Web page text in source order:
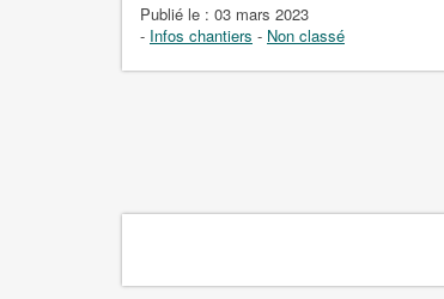
Publié le : 03 mars 2023
- Infos chantiers - Non classé